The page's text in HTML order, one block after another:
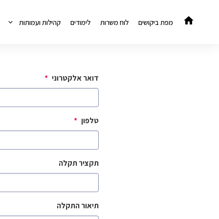
מפת ביקושים לוח משרות לימודים קהילות ועמותות
דואר אלקטרוני *
טלפון *
תקציר תקלה
תיאור התקלה